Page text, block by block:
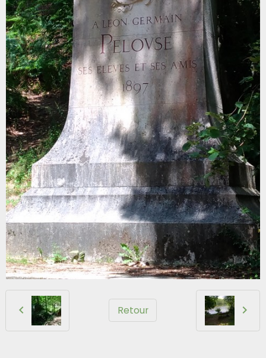
Retour